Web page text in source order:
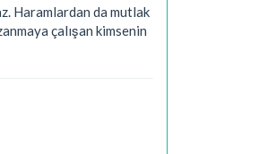
Haramlardan da mutlak
çalışan kimsenin